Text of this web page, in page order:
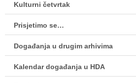
Kulturni četvrtak
Prisjetimo se…
Događanja u drugim arhivima
Kalendar događanja u HDA